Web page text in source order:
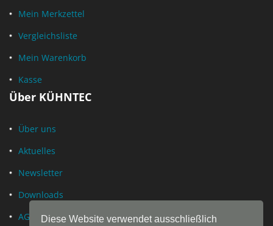
Diese Website verwendet ausschließlich
Mein Merkzettel
Vergleichsliste
Mein Warenkorb
Kasse
Über KÜHNTEC
Über uns
Aktuelles
Newsletter
Downloads
AGB